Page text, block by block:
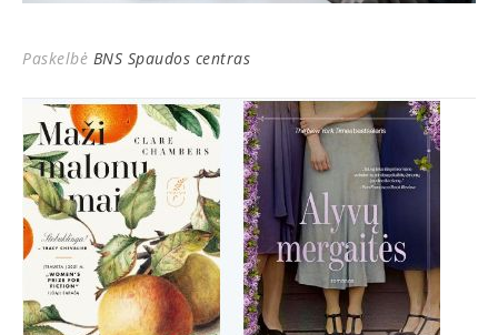
Paskelbė BNS Spaudos centras